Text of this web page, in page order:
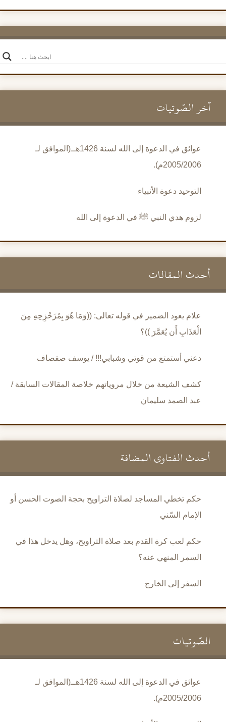
آخر الصَّوتيات
عوائق في الدعوة إلى الله لسنة 1426هــ(الموافق لـ
2005/2006م).
التوحيد دعوة الأنبياء
لزوم هدي النبي ﷺ في الدعوة إلى الله
أحدث المقالات
علام يعود الضمير في قوله تعالى: ((وَمَا هُوَ بِمُزَحْزِحِهِ مِنَ
الْعَذَابِ أَن يُعَمَّرَ ))؟
دعني أستمتع من قوتي وشبابي!!! / يوسف صفصاف
كشف الشيعة من خلال مروياتهم خلاصة المقالات السابقة /
عبد الصمد سليمان
أحدث الفتاوى المضافة
حكم تخطي المساجد لصلاة التراويح بحجة الصوت الحسن أو
الإمام السّني
حكم لعب كرة القدم بعد صلاة التراويح، وهل يدخل هذا في
السمر المنهي عنه؟
السفر إلى الخارج
الصَّوتيات
عوائق في الدعوة إلى الله لسنة 1426هــ(الموافق لـ
2005/2006م).